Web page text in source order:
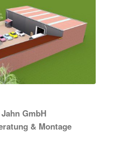
GmbH
& Montage